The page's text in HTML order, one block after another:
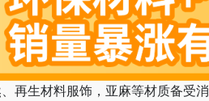
再生材料服饰，亚麻等材质备受